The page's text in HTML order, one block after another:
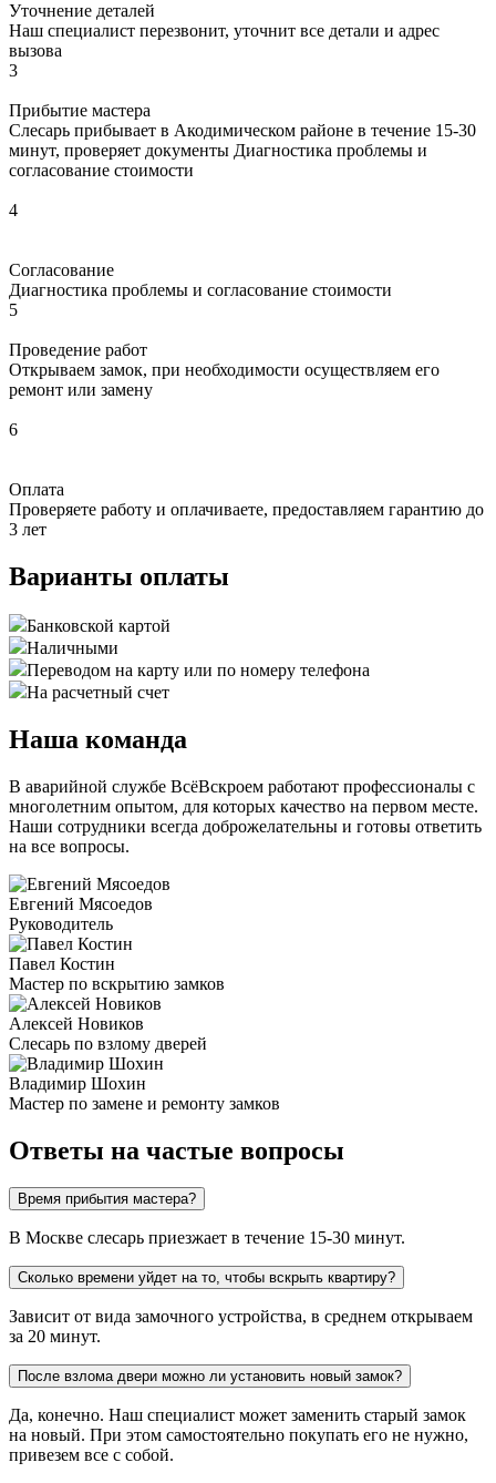
Уточнение деталей
Наш специалист перезвонит, уточнит все детали и адрес
вызова
3
Прибытие мастера
Слесарь прибывает в Акодимическом районе в течение 15-30
минут, проверяет документы Диагностика проблемы и
согласование стоимости
4
Согласование
Диагностика проблемы и согласование стоимости
5
Проведение работ
Открываем замок, при необходимости осуществляем его
ремонт или замену
6
Оплата
Проверяете работу и оплачиваете, предоставляем гарантию до
3 лет
Варианты оплаты
Банковской картой
Наличными
Переводом на карту или по номеру телефона
На расчетный счет
Наша команда
В аварийной службе ВсёВскроем работают профессионалы с
многолетним опытом, для которых качество на первом месте.
Наши сотрудники всегда доброжелательны и готовы ответить
на все вопросы.
Евгений Мясоедов
Руководитель
Павел Костин
Мастер по вскрытию замков
Алексей Новиков
Слесарь по взлому дверей
Владимир Шохин
Мастер по замене и ремонту замков
Ответы на частые вопросы
Время прибытия мастера?
В Москве слесарь приезжает в течение 15-30 минут.
Сколько времени уйдет на то, чтобы вскрыть квартиру?
Зависит от вида замочного устройства, в среднем открываем
за 20 минут.
После взлома двери можно ли установить новый замок?
Да, конечно. Наш специалист может заменить старый замок
на новый. При этом самостоятельно покупать его не нужно,
привезем все с собой.